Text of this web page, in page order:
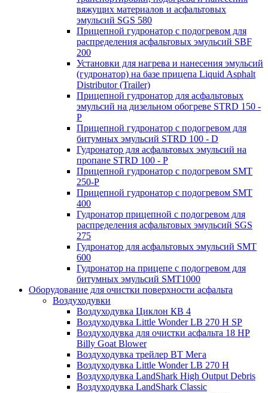
вяжущих материалов и асфальтовых
эмульсий SGS 580
Прицепной гудронатор с подогревом для
распределения асфальтовых эмульсий SBF
200
Установки для нагрева и нанесения эмульсий
(гудронатор) на базе прицепа Liquid Asphalt
Distributor (Trailer)
Прицепной гудронатор для асфальтовых
эмульсий на дизельном обогреве STRD 150 -
Р
Прицепной гудронатор с подогревом для
битумных эмульсий STRD 100 - D
Гудронатор для асфальтовых эмульсий на
пропане STRD 100 - P
Прицепной гудронатор с подогревом SMT
250-P
Прицепной гудронатор с подогревом SMT
400
Гудронатор прицепной с подогревом для
распределения асфальтовых эмульсий SGS
275
Гудронатор для асфальтовых эмульсий SMT
600
Гудронатор на прицепе с подогревом для
битумных эмульсий SMT1000
Оборудование для очистки поверхности асфальта
Воздуходувки
Воздуходувка Циклон КВ 4
Воздуходувка Little Wonder LB 270 H SP
Воздуходувка для очистки асфальта 18 HP
Billy Goat Blower
Воздуходувка трейлер ВТ Мега
Воздуходувка Little Wonder LB 270 H
Воздуходувка LandShark High Оutput Debris
Воздуходувка LandShark Classic